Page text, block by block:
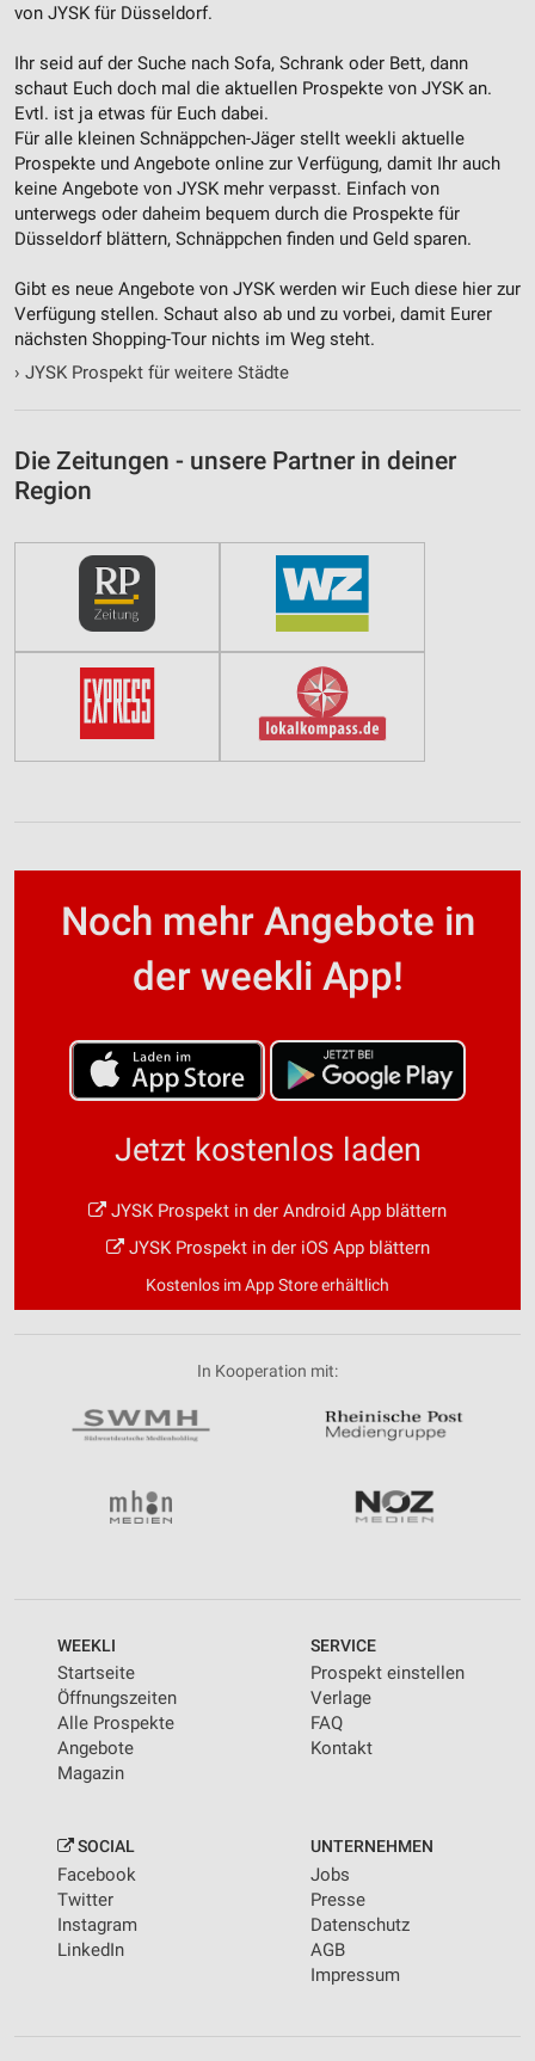
von JYSK für Düsseldorf.
Ihr seid auf der Suche nach Sofa, Schrank oder Bett, dann
schaut Euch doch mal die aktuellen Prospekte von JYSK an.
Evtl. ist ja etwas für Euch dabei.
Für alle kleinen Schnäppchen-Jäger stellt weekli aktuelle
Prospekte und Angebote online zur Verfügung, damit Ihr auch
keine Angebote von JYSK mehr verpasst. Einfach von
unterwegs oder daheim bequem durch die Prospekte für
Düsseldorf blättern, Schnäppchen finden und Geld sparen.
Gibt es neue Angebote von JYSK werden wir Euch diese hier zur
Verfügung stellen. Schaut also ab und zu vorbei, damit Eurer
nächsten Shopping-Tour nichts im Weg steht.
› JYSK Prospekt für weitere Städte
Die Zeitungen - unsere Partner in deiner
Region
Noch mehr Angebote in
der weekli App!
Jetzt kostenlos laden
JYSK Prospekt in der Android App blättern
JYSK Prospekt in der iOS App blättern
Kostenlos im App Store erhältlich
In Kooperation mit:
WEEKLI
Startseite
Öffnungszeiten
Alle Prospekte
Angebote
Magazin
SERVICE
Prospekt einstellen
Verlage
FAQ
Kontakt
SOCIAL
Facebook
Twitter
Instagram
LinkedIn
UNTERNEHMEN
Jobs
Presse
Datenschutz
AGB
Impressum